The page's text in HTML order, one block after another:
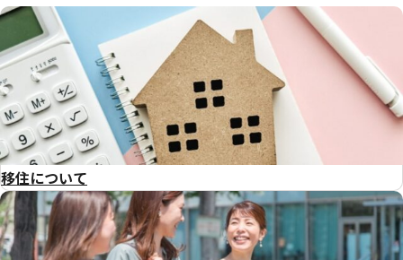
移住について